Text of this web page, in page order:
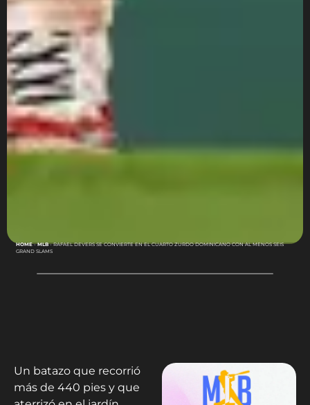
HOME-MLB-RAFAEL DEVERS SE CONVIERTE EN EL CUARTO ZURDO DOMINICANO CON AL MENOS SEIS
GRAND SLAMS
Un batazo que recorrió
más de 440 pies y que